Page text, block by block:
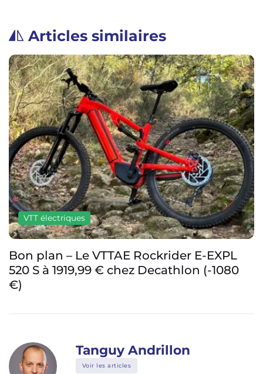
Articles similaires
VTT électriques
Bon plan – Le VTTAE Rockrider E-EXPL
520 S à 1919,99 € chez Decathlon (-1080
€)
Tanguy Andrillon
Voir les articles